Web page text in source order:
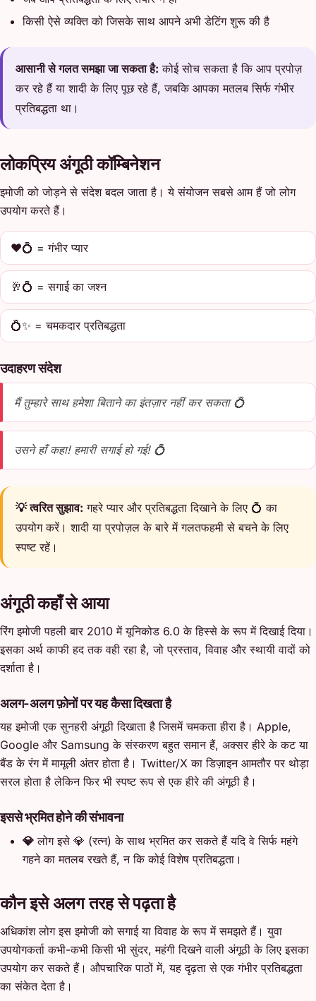
किसी ऐसे व्यक्ति को जिसके साथ आपने अभी डेटिंग शुरू की है
आसानी से गलत समझा जा सकता है: कोई सोच सकता है कि आप प्रपोज़
कर रहे हैं या शादी के लिए पूछ रहे हैं, जबकि आपका मतलब सिर्फ गंभीर
प्रतिबद्धता था।
लोकप्रिय अंगूठी कॉम्बिनेशन
इमोजी को जोड़ने से संदेश बदल जाता है। ये संयोजन सबसे आम हैं जो लोग
उपयोग करते हैं।
❤️💍 = गंभीर प्यार
🥂💍 = सगाई का जश्न
💍✨ = चमकदार प्रतिबद्धता
उदाहरण संदेश
मैं तुम्हारे साथ हमेशा बिताने का इंतज़ार नहीं कर सकता 💍
उसने हाँ कहा! हमारी सगाई हो गई! 💍
💡 त्वरित सुझाव: गहरे प्यार और प्रतिबद्धता दिखाने के लिए 💍 का
उपयोग करें। शादी या प्रपोज़ल के बारे में गलतफहमी से बचने के लिए
स्पष्ट रहें।
अंगूठी कहाँ से आया
रिंग इमोजी पहली बार 2010 में यूनिकोड 6.0 के हिस्से के रूप में दिखाई दिया।
इसका अर्थ काफी हद तक वही रहा है, जो प्रस्ताव, विवाह और स्थायी वादों को
दर्शाता है।
अलग-अलग फ़ोनों पर यह कैसा दिखता है
यह इमोजी एक सुनहरी अंगूठी दिखाता है जिसमें चमकता हीरा है। Apple,
Google और Samsung के संस्करण बहुत समान हैं, अक्सर हीरे के कट या
बैंड के रंग में मामूली अंतर होता है। Twitter/X का डिज़ाइन आमतौर पर थोड़ा
सरल होता है लेकिन फिर भी स्पष्ट रूप से एक हीरे की अंगूठी है।
इससे भ्रमित होने की संभावना
💎 लोग इसे 💎 (रत्न) के साथ भ्रमित कर सकते हैं यदि वे सिर्फ महंगे
गहने का मतलब रखते हैं, न कि कोई विशेष प्रतिबद्धता।
कौन इसे अलग तरह से पढ़ता है
अधिकांश लोग इस इमोजी को सगाई या विवाह के रूप में समझते हैं। युवा
उपयोगकर्ता कभी-कभी किसी भी सुंदर, महंगी दिखने वाली अंगूठी के लिए इसका
उपयोग कर सकते हैं। औपचारिक पाठों में, यह दृढ़ता से एक गंभीर प्रतिबद्धता
का संकेत देता है।